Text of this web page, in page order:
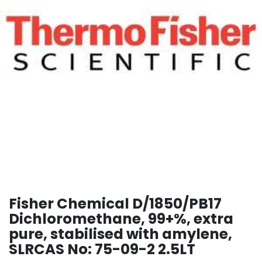
Fisher Chemical D/1850/PB17
Dichloromethane, 99+%, extra
pure, stabilised with amylene,
SLRCAS No: 75-09-2 2.5LT